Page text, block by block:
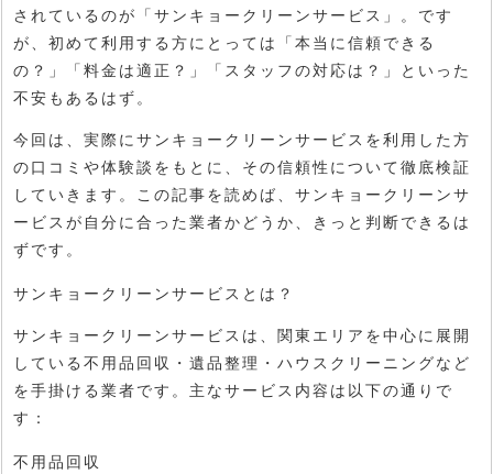
されているのが「サンキョークリーンサービス」。です
が、初めて利用する方にとっては「本当に信頼できる
の？」「料金は適正？」「スタッフの対応は？」といった
不安もあるはず。
今回は、実際にサンキョークリーンサービスを利用した方
の口コミや体験談をもとに、その信頼性について徹底検証
していきます。この記事を読めば、サンキョークリーンサ
ービスが自分に合った業者かどうか、きっと判断できるは
ずです。
サンキョークリーンサービスとは？
サンキョークリーンサービスは、関東エリアを中心に展開
している不用品回収・遺品整理・ハウスクリーニングなど
を手掛ける業者です。主なサービス内容は以下の通りで
す：
不用品回収